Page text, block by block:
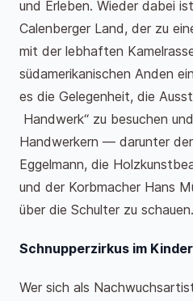
und Erleben. Wieder dabei
Calenberger Land, der zu
mit der lebhaften
südamerikanischen Anden
es die Gelegenheit, die
Handwerk“ zu besuchen
Handwerkern — darunter
Eggelmann, die
und der Korbmacher Hans
über die Schulter zu schauen.
Schnupperzirkus im
Wer sich als